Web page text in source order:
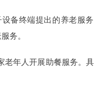
备终端提出的养老服
务。
年人开展助餐服务。